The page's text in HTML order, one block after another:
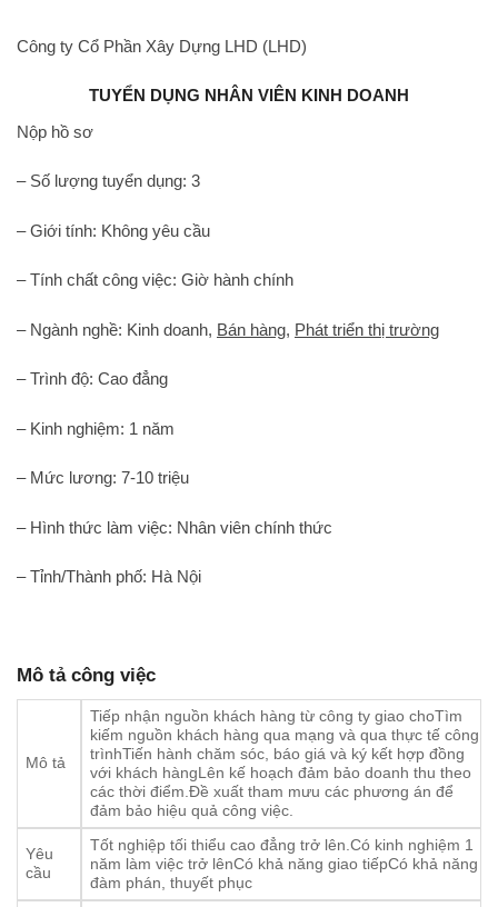
Công ty Cổ Phần Xây Dựng LHD (LHD)
TUYỂN DỤNG NHÂN VIÊN KINH DOANH
Nộp hồ sơ
– Số lượng tuyển dụng: 3
– Giới tính: Không yêu cầu
– Tính chất công việc: Giờ hành chính
– Ngành nghề: Kinh doanh, Bán hàng, Phát triển thị trường
– Trình độ: Cao đẳng
– Kinh nghiệm: 1 năm
– Mức lương: 7-10 triệu
– Hình thức làm việc: Nhân viên chính thức
– Tỉnh/Thành phố: Hà Nội
Mô tả công việc
Mô tả
Tiếp nhận nguồn khách hàng từ công ty giao choTìm
kiếm nguồn khách hàng qua mạng và qua thực tế công
trìnhTiến hành chăm sóc, báo giá và ký kết hợp đồng
với khách hàngLên kế hoạch đảm bảo doanh thu theo
các thời điểm.Đề xuất tham mưu các phương án để
đảm bảo hiệu quả công việc.
Yêu
cầu
Tốt nghiệp tối thiểu cao đẳng trở lên.Có kinh nghiệm 1
năm làm việc trở lênCó khả năng giao tiếpCó khả năng
đàm phán, thuyết phục